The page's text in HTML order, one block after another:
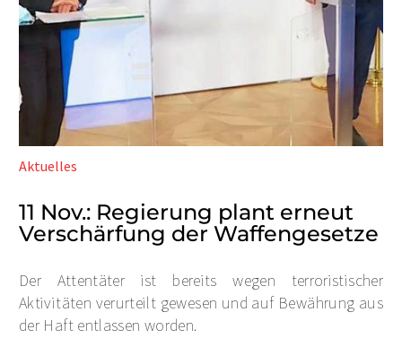
Aktuelles
11 Nov.: Regierung plant erneut
Verschärfung der Waffengesetze
Der Attentäter ist bereits wegen terroristischer
Aktivitäten verurteilt gewesen und auf Bewährung aus
der Haft entlassen worden.